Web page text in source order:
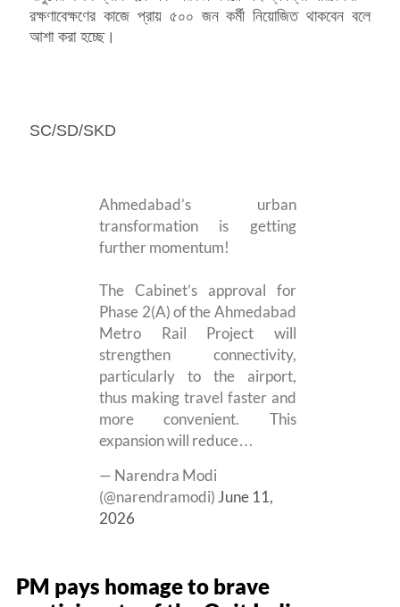
রক্ষণাবেক্ষণের কাজে প্রায় ৫০০ জন কর্মী নিয়োজিত থাকবেন বলে
আশা করা হচ্ছে।
SC/SD/SKD
Ahmedabad’s urban
transformation is getting
further momentum!
The Cabinet’s approval for
Phase 2(A) of the Ahmedabad
Metro Rail Project will
strengthen connectivity,
particularly to the airport,
thus making travel faster and
more convenient. This
expansion will reduce…
— Narendra Modi
(@narendramodi) June 11,
2026
PM pays homage to brave